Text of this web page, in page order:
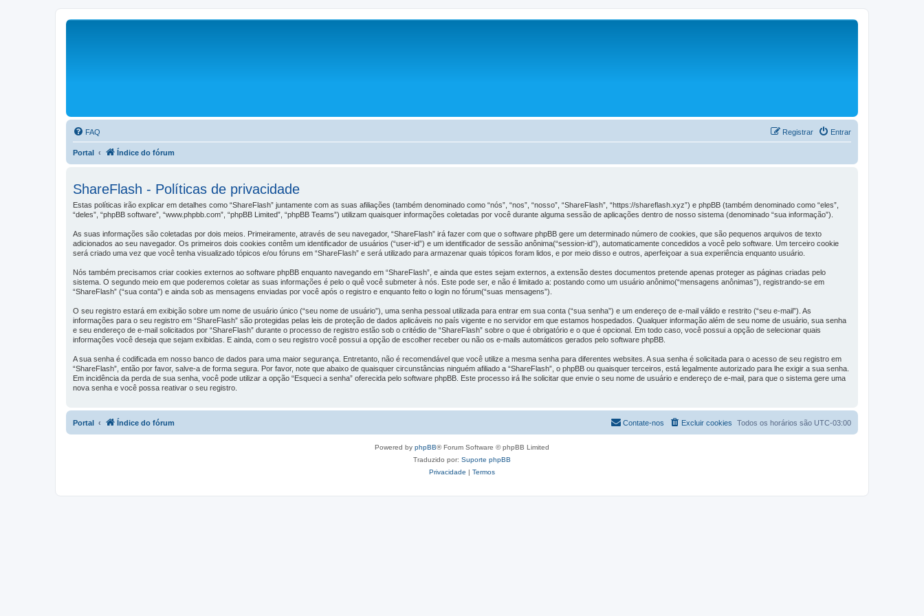
FAQ Entrar
Registrar
Portal Índice do fórum
ShareFlash - Políticas de privacidade
Estas políticas irão explicar em detalhes como “ShareFlash” juntamente com as suas afiliações (também denominado como “nós”, “nos”, “nosso”, “ShareFlash”, “https://shareflash.xyz”) e phpBB (também denominado como “eles”,
“deles”, “phpBB software”, “www.phpbb.com”, “phpBB Limited”, “phpBB Teams”) utilizam quaisquer informações coletadas por você durante alguma sessão de aplicações dentro de nosso sistema (denominado “sua informação”).
As suas informações são coletadas por dois meios. Primeiramente, através de seu navegador, “ShareFlash” irá fazer com que o software phpBB gere um determinado número de cookies, que são pequenos arquivos de texto
adicionados ao seu navegador. Os primeiros dois cookies contêm um identificador de usuários (“user-id”) e um identificador de sessão anônima(“session-id”), automaticamente concedidos a você pelo software. Um terceiro cookie
será criado uma vez que você tenha visualizado tópicos e/ou fóruns em “ShareFlash” e será utilizado para armazenar quais tópicos foram lidos, e por meio disso e outros, aperfeiçoar a sua experiência enquanto usuário.
Nós também precisamos criar cookies externos ao software phpBB enquanto navegando em “ShareFlash”, e ainda que estes sejam externos, a extensão destes documentos pretende apenas proteger as páginas criadas pelo
sistema. O segundo meio em que poderemos coletar as suas informações é pelo o quê você submeter à nós. Este pode ser, e não é limitado a: postando como um usuário anônimo(“mensagens anônimas”), registrando-se em
“ShareFlash” (“sua conta”) e ainda sob as mensagens enviadas por você após o registro e enquanto feito o login no fórum(“suas mensagens”).
O seu registro estará em exibição sobre um nome de usuário único (“seu nome de usuário”), uma senha pessoal utilizada para entrar em sua conta (“sua senha”) e um endereço de e-mail válido e restrito (“seu e-mail”). As
informações para o seu registro em “ShareFlash” são protegidas pelas leis de proteção de dados aplicáveis no país vigente e no servidor em que estamos hospedados. Qualquer informação além de seu nome de usuário, sua senha
e seu endereço de e-mail solicitados por “ShareFlash” durante o processo de registro estão sob o critédio de “ShareFlash” sobre o que é obrigatório e o que é opcional. Em todo caso, você possui a opção de selecionar quais
informações você deseja que sejam exibidas. E ainda, com o seu registro você possui a opção de escolher receber ou não os e-mails automáticos gerados pelo software phpBB.
A sua senha é codificada em nosso banco de dados para uma maior segurança. Entretanto, não é recomendável que você utilize a mesma senha para diferentes websites. A sua senha é solicitada para o acesso de seu registro em
“ShareFlash”, então por favor, salve-a de forma segura. Por favor, note que abaixo de quaisquer circunstâncias ninguém afiliado a “ShareFlash”, o phpBB ou quaisquer terceiros, está legalmente autorizado para lhe exigir a sua senha.
Em incidência da perda de sua senha, você pode utilizar a opção “Esqueci a senha” oferecida pelo software phpBB. Este processo irá lhe solicitar que envie o seu nome de usuário e endereço de e-mail, para que o sistema gere uma
nova senha e você possa reativar o seu registro.
Portal Índice do fórum Todos os horários são UTC-03:00
Excluir cookies
Contate-nos
Powered by phpBB® Forum Software © phpBB Limited
Traduzido por: Suporte phpBB
Privacidade | Termos